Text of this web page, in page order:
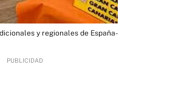
y regionales de España-